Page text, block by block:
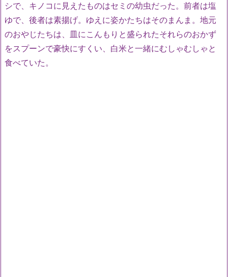
シで、キノコに見えたものはセミの幼虫だった。前者は塩
ゆで、後者は素揚げ。ゆえに姿かたちはそのまんま。地元
のおやじたちは、皿にこんもりと盛られたそれらのおかず
をスプーンで豪快にすくい、白米と一緒にむしゃむしゃと
食べていた。